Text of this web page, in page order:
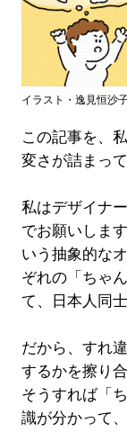
イラスト・逸見恒沙
この記事を、
変さが詰まっ
私はデザイナ
でお願いしま
いう抽象的な
ぞれの「ちゃ
て、日本人同
だから、すれ
するかを擦り
そうすれば「
識が分かって